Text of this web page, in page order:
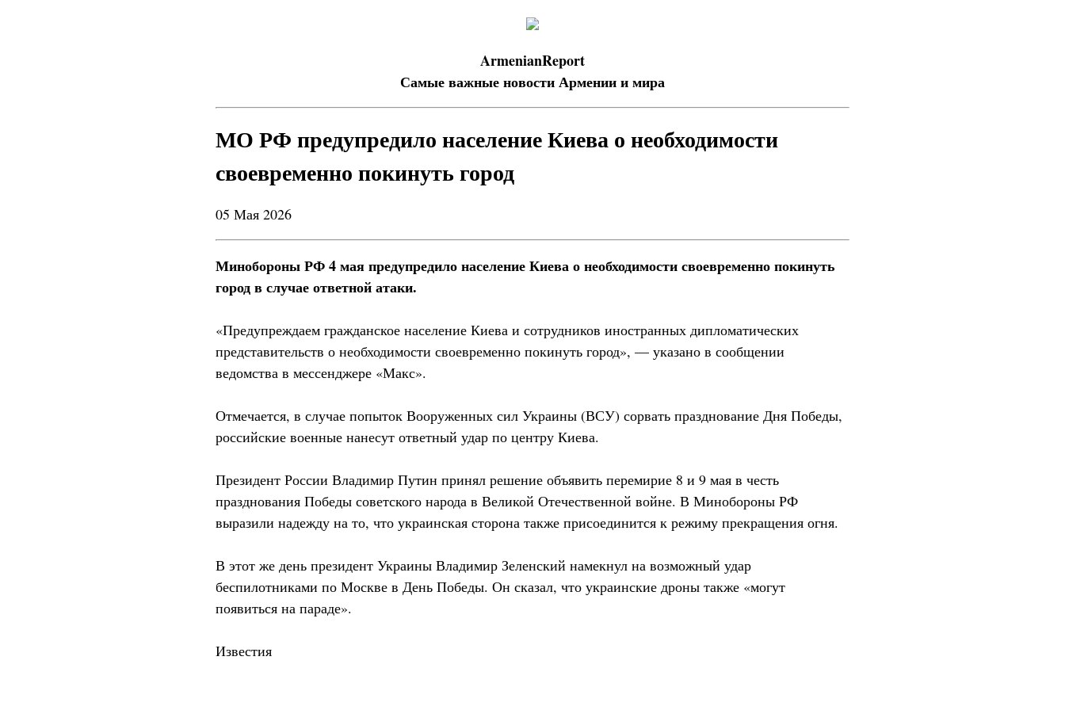
ArmenianReport
Самые важные новости Армении и мира
МО РФ предупредило население Киева о необходимости
своевременно покинуть город
05 Мая 2026
Минобороны РФ 4 мая предупредило население Киева о необходимости своевременно покинуть
город в случае ответной атаки.
«Предупреждаем гражданское население Киева и сотрудников иностранных дипломатических
представительств о необходимости своевременно покинуть город», — указано в сообщении
ведомства в мессенджере «Макс».
Отмечается, в случае попыток Вооруженных сил Украины (ВСУ) сорвать празднование Дня Победы,
российские военные нанесут ответный удар по центру Киева.
Президент России Владимир Путин принял решение объявить перемирие 8 и 9 мая в честь
празднования Победы советского народа в Великой Отечественной войне. В Минобороны РФ
выразили надежду на то, что украинская сторона также присоединится к режиму прекращения огня.
В этот же день президент Украины Владимир Зеленский намекнул на возможный удар
беспилотниками по Москве в День Победы. Он сказал, что украинские дроны также «могут
появиться на параде».
Известия